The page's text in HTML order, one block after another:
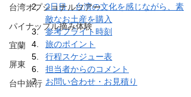
台湾オプショナルツアー
パイナップル摘み体験
宜蘭
屏東
台中旅行
2日目　台湾の文化を感じながら、素
敵なお土産を購入
参考フライト時刻
旅のポイント
行程スケジュー表
担当者からのコメント
お問い合わせ・お見積り